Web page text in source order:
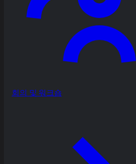
회의 및 워크숍